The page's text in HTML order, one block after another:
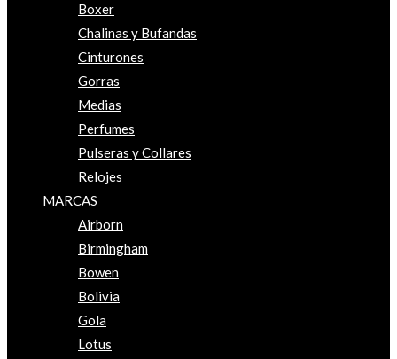
Boxer
Chalinas y Bufandas
Cinturones
Gorras
Medias
Perfumes
Pulseras y Collares
Relojes
MARCAS
Airborn
Birmingham
Bowen
Bolivia
Gola
Lotus